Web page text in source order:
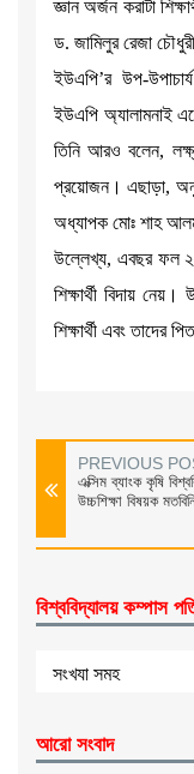
জ্ঞান অর্জন করাটা
ড. জামিলুর রেজা
ইউএপি’র উপ-
ইউএপি অ্যালামনাই
তিনি আরও বলেন,
প্রয়োজন। এছাড়া,
অধ্যাপক মোঃ শাহ
উল্লেখ্য, এবছর ফল
শিক্ষার্থী বিদায়
শিক্ষার্থী এবং তাদের
PREVIOUS
এক্সিম ব্যাংক কৃষি
উচ্চশিক্ষা বিষয়ক
বিশ্ববিদ্যালয় কম্পাস
আরো সংবাদ